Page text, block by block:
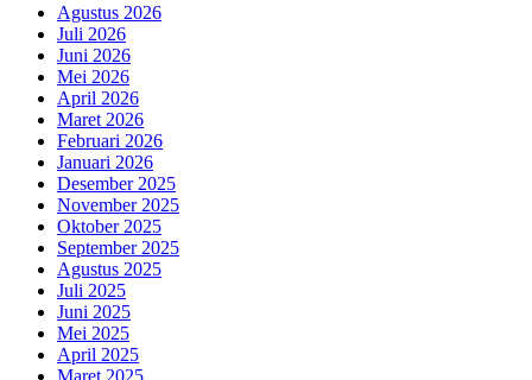
Agustus 2026
Juli 2026
Juni 2026
Mei 2026
April 2026
Maret 2026
Februari 2026
Januari 2026
Desember 2025
November 2025
Oktober 2025
September 2025
Agustus 2025
Juli 2025
Juni 2025
Mei 2025
April 2025
Maret 2025